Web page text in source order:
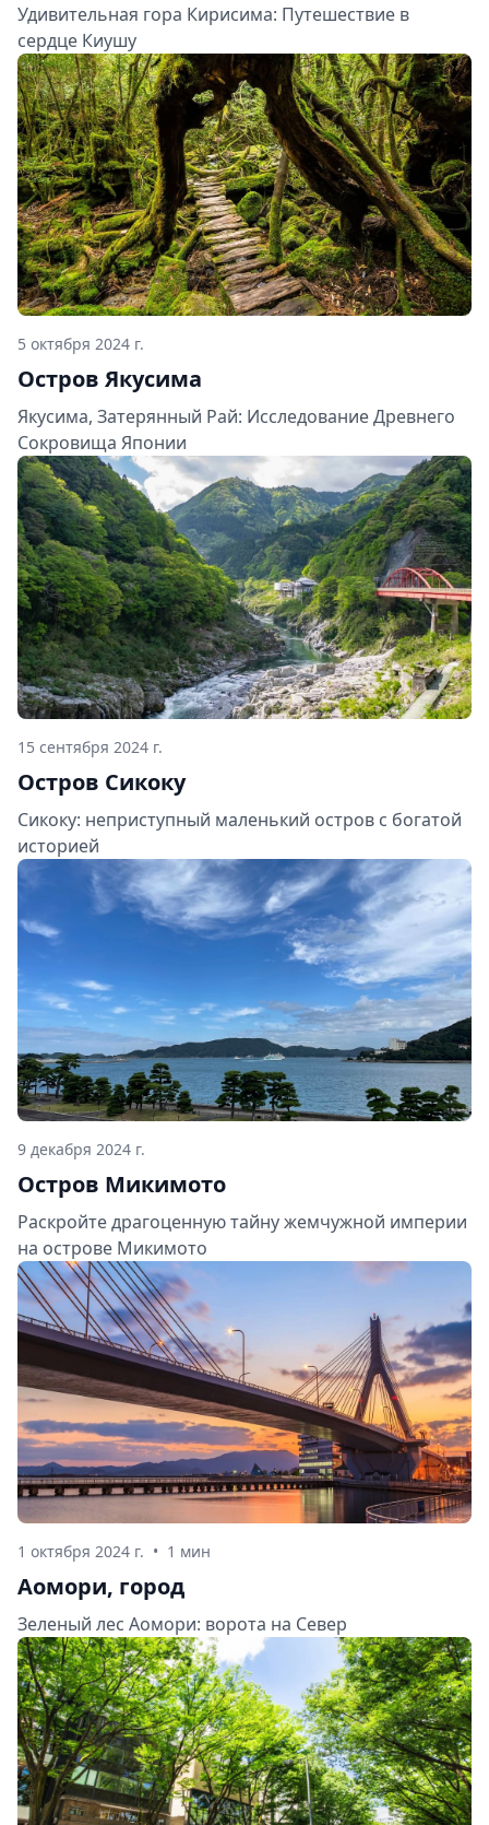
Удивительная гора Кирисима: Путешествие в
сердце Киушу
5 октября 2024 г.
Остров Якусима
Якусима, Затерянный Рай: Исследование Древнего
Сокровища Японии
15 сентября 2024 г.
Остров Сикоку
Сикоку: неприступный маленький остров с богатой
историей
9 декабря 2024 г.
Остров Микимото
Раскройте драгоценную тайну жемчужной империи
на острове Микимото
1 октября 2024 г. • 1 мин
Аомори, город
Зеленый лес Аомори: ворота на Север